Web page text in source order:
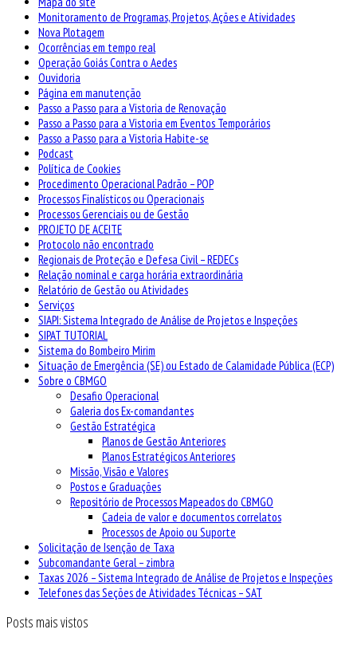
Monitoramento de Programas, Projetos, Ações e Atividades
Nova Plotagem
Ocorrências em tempo real
Operação Goiás Contra o Aedes
Ouvidoria
Página em manutenção
Passo a Passo para a Vistoria de Renovação
Passo a Passo para a Vistoria em Eventos Temporários
Passo a Passo para a Vistoria Habite-se
Podcast
Política de Cookies
Procedimento Operacional Padrão – POP
Processos Finalísticos ou Operacionais
Processos Gerenciais ou de Gestão
PROJETO DE ACEITE
Protocolo não encontrado
Regionais de Proteção e Defesa Civil – REDECs
Relação nominal e carga horária extraordinária
Relatório de Gestão ou Atividades
Serviços
SIAPI: Sistema Integrado de Análise de Projetos e Inspeções
SIPAT TUTORIAL
Sistema do Bombeiro Mirim
Situação de Emergência (SE) ou Estado de Calamidade Pública (ECP)
Sobre o CBMGO
Desafio Operacional
Galeria dos Ex-comandantes
Gestão Estratégica
Planos de Gestão Anteriores
Planos Estratégicos Anteriores
Missão, Visão e Valores
Postos e Graduações
Repositório de Processos Mapeados do CBMGO
Cadeia de valor e documentos correlatos
Processos de Apoio ou Suporte
Solicitação de Isenção de Taxa
Subcomandante Geral – zimbra
Taxas 2026 – Sistema Integrado de Análise de Projetos e Inspeções
Telefones das Seções de Atividades Técnicas – SAT
Posts mais vistos